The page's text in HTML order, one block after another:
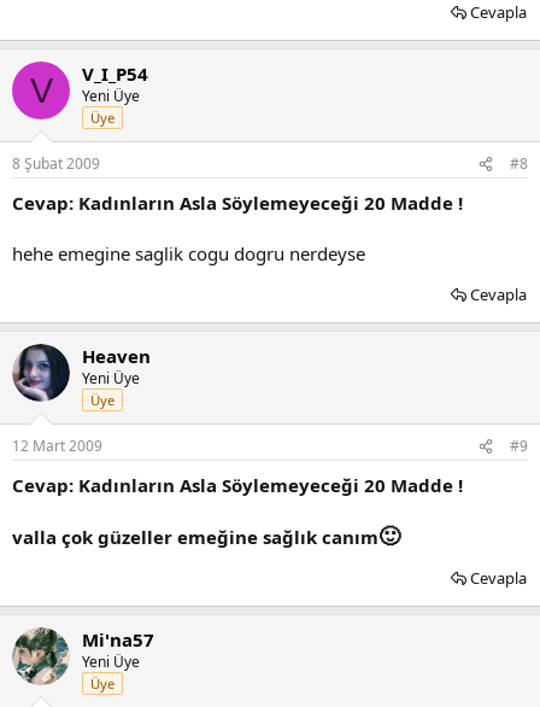
Cevapla
V V_I_P54
Yeni Üye
Üye
8 Şubat 2009 #8
Cevap: Kadınların Asla Söylemeyeceği 20 Madde !
hehe emegine saglik cogu dogru nerdeyse
Cevapla
Heaven
Yeni Üye
Üye
12 Mart 2009 #9
Cevap: Kadınların Asla Söylemeyeceği 20 Madde !
valla çok güzeller emeğine sağlık canım🙂
Cevapla
Mi'na57
Yeni Üye
Üye